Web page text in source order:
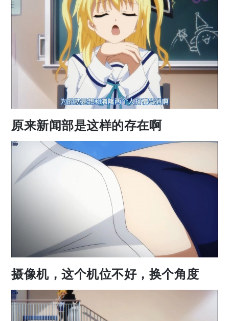
原来新闻部是这样的存在啊
摄像机，这个机位不好，换个角度